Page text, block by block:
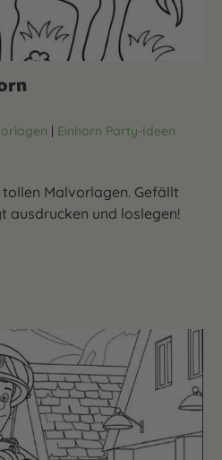
| Einhorn Party-Ideen
Malvorlagen. Gefällt
ausdrucken und loslegen!